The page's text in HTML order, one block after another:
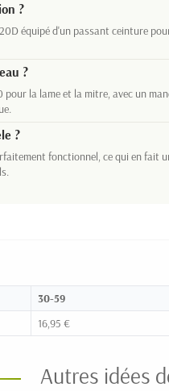
?
équipé d'un passant ceinture
?
la lame et la mitre, avec un
?
fonctionnel, ce qui en fait
30-59
16,95 €
Autres idées